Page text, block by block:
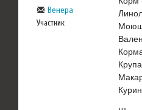
Венера
Участник